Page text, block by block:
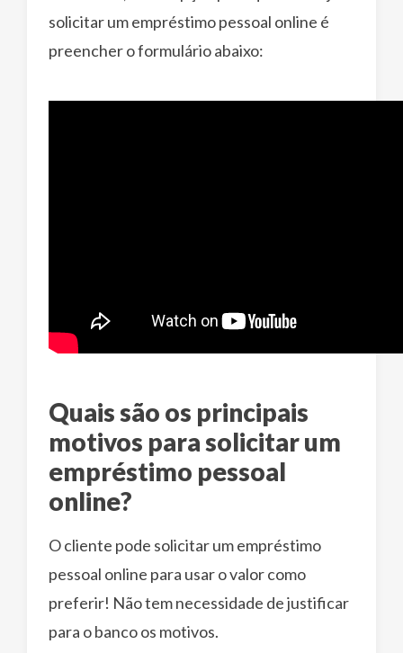
solicitar um empréstimo pessoal online é
preencher o formulário abaixo:
Quais são os principais
motivos para solicitar um
empréstimo pessoal
online?
O cliente pode solicitar um empréstimo
pessoal online para usar o valor como
preferir! Não tem necessidade de justificar
para o banco os motivos.